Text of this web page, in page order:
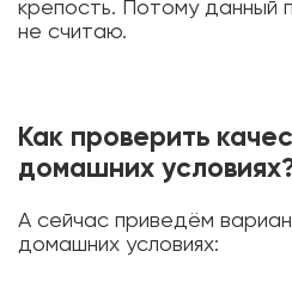
крепость. Потому данный
не считаю.
Как проверить
домашних
А сейчас приведём
домашних условиях: